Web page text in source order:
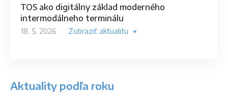
TOS ako digitálny základ moderného
intermodálneho terminálu
18. 5. 2026 Zobraziť aktualitu
Aktuality podľa roku